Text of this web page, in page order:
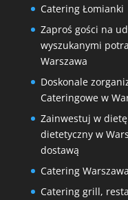
Catering Łomianki
Zaproś gości na
wyszukanymi
Warszawa
Doskonale
Cateringowe w
Zainwestuj w
dietetyczny w
dostawą
Catering Warszawa
Catering grill,